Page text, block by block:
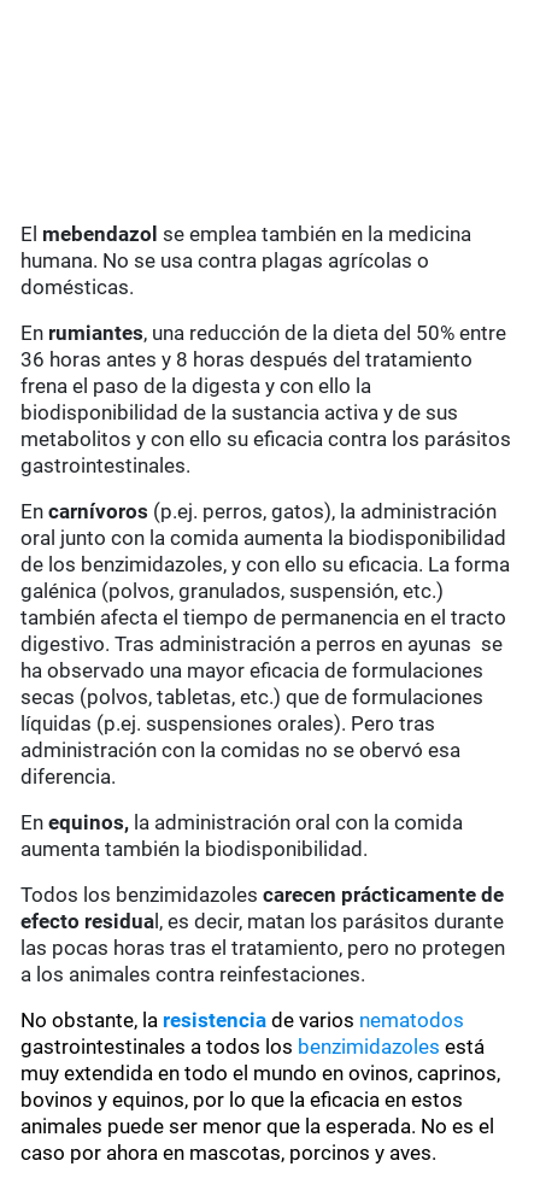
El mebendazol se emplea también en la medicina
humana. No se usa contra plagas agrícolas o
domésticas.
En rumiantes, una reducción de la dieta del 50% entre
36 horas antes y 8 horas después del tratamiento
frena el paso de la digesta y con ello la
biodisponibilidad de la sustancia activa y de sus
metabolitos y con ello su eficacia contra los parásitos
gastrointestinales.
Encarnívoros (p.ej. perros, gatos), la administración
oral junto con la comida aumenta la biodisponibilidad
de los benzimidazoles, y con ello su eficacia. La forma
galénica (polvos, granulados, suspensión, etc.)
también afecta el tiempo de permanencia en el tracto
digestivo. Tras administración a perros en ayunas se
ha observado una mayor eficacia de formulaciones
secas (polvos, tabletas, etc.) que de formulaciones
líquidas (p.ej. suspensiones orales). Pero tras
administración con la comidas no se obervó esa
diferencia.
Enequinos, la administración oral con la comida
aumenta también la biodisponibilidad.
Todos los benzimidazolescarecen prácticamente de
efecto residua l, es decir, matan los parásitos durante
las pocas horas tras el tratamiento, pero no protegen
a los animales contra reinfestaciones.
No obstante, la resistencia de varios nematodos
gastrointestinales a todos los benzimidazoles está
muy extendida en todo el mundo en ovinos, caprinos,
bovinos y equinos, por lo que la eficacia en estos
animales puede ser menor que la esperada. No es el
caso por ahora en mascotas, porcinos y aves.